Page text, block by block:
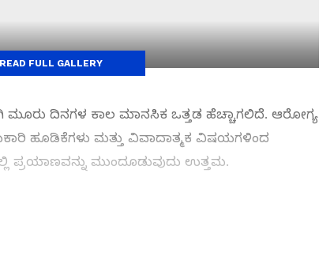
ದಿನಗಳ ಕಾಲ ಮಾನಸಿಕ ಒತ್ತಡ ಹೆಚ್ಚಾಗಲಿದೆ. ಆರೋಗ್ಯ
ಹೂಡಿಕೆಗಳು ಮತ್ತು ವಿವಾದಾತ್ಮಕ ವಿಷಯಗಳಿಂದ
ಮುಂದೂಡುವುದು ಉತ್ತಮ.
FULL GALLERY